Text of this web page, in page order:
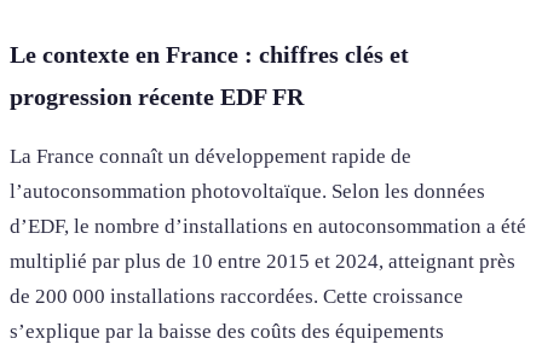
Le contexte en France : chiffres clés et
progression récente EDF FR
La France connaît un développement rapide de
l’autoconsommation photovoltaïque. Selon les données
d’EDF, le nombre d’installations en autoconsommation a été
multiplié par plus de 10 entre 2015 et 2024, atteignant près
de 200 000 installations raccordées. Cette croissance
s’explique par la baisse des coûts des équipements